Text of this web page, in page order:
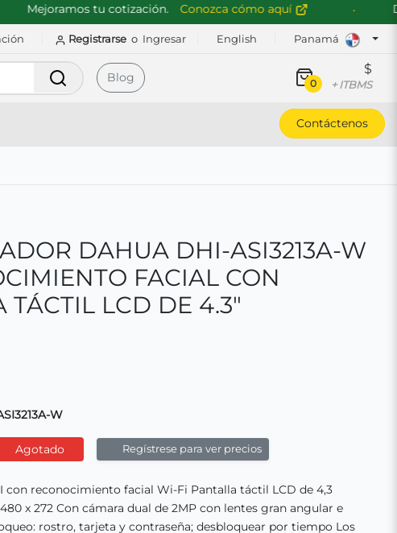
Mejoramos tu cotización. Conozca cómo aquí
Registrarse o Ingresar English Panamá
Buscar Blog 0
$
+ ITBMS
Contáctenos
DAHUA DHI-ASI3213A-W
FACIAL CON
TÁCTIL LCD DE 4.3"
W
Agotado Regístrese para ver precios
con reconocimiento facial Wi-Fi Pantalla táctil LCD de 4,3
x 272 Con cámara dual de 2MP con lentes gran angular e
rostro, tarjeta y contraseña; desbloquear por tiempo Los